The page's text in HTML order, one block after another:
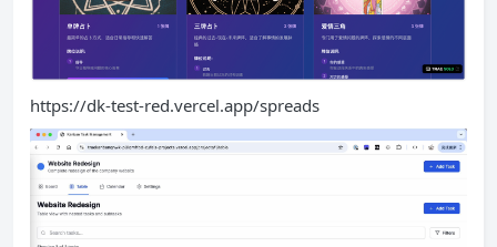
https://dk-test-red.vercel.app/spreads